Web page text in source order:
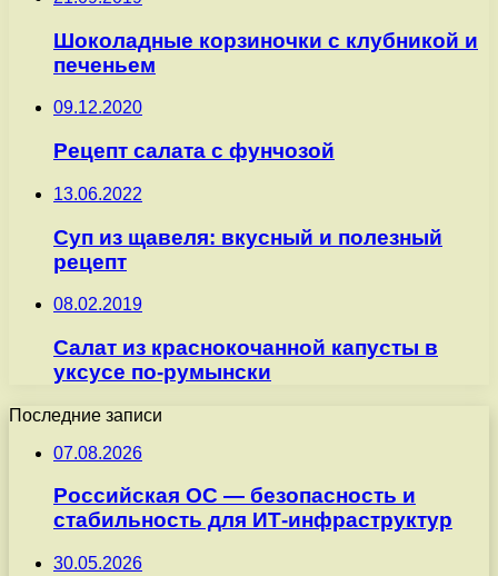
Шоколадные корзиночки с клубникой и
печеньем
09.12.2020
Рецепт салата с фунчозой
13.06.2022
Суп из щавеля: вкусный и полезный
рецепт
08.02.2019
Салат из краснокочанной капусты в
уксусе по-румынски
Последние записи
07.08.2026
Российская ОС — безопасность и
стабильность для ИТ-инфраструктур
30.05.2026